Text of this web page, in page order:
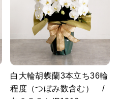
白大輪胡蝶蘭3本立ち36輪
程度（つぼみ数含む） /